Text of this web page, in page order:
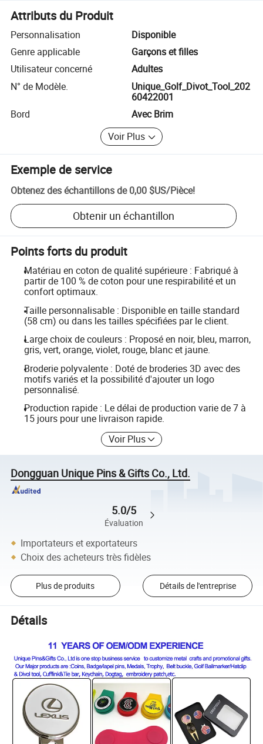
Attributs du Produit
Personnalisation
Disponible
Genre applicable
Garçons et filles
Utilisateur concerné
Adultes
N° de Modèle.
Unique_Golf_Divot_Tool_202
60422001
Bord
Avec Brim
Voir Plus
Exemple de service
Obtenez des échantillons de 0,00 $US/Pièce!
Obtenir un échantillon
Points forts du produit
Matériau en coton de qualité supérieure : Fabriqué à
partir de 100 % de coton pour une respirabilité et un
confort optimaux.
Taille personnalisable : Disponible en taille standard
(58 cm) ou dans les tailles spécifiées par le client.
Large choix de couleurs : Proposé en noir, bleu, marron,
gris, vert, orange, violet, rouge, blanc et jaune.
Broderie polyvalente : Doté de broderies 3D avec des
motifs variés et la possibilité d'ajouter un logo
personnalisé.
Production rapide : Le délai de production varie de 7 à
15 jours pour une livraison rapide.
Voir Plus
Dongguan Unique Pins & Gifts Co., Ltd.
5.0/5
Évaluation
Importateurs et exportateurs
Choix des acheteurs très fidèles
Plus de produits Détails de l'entreprise
Détails